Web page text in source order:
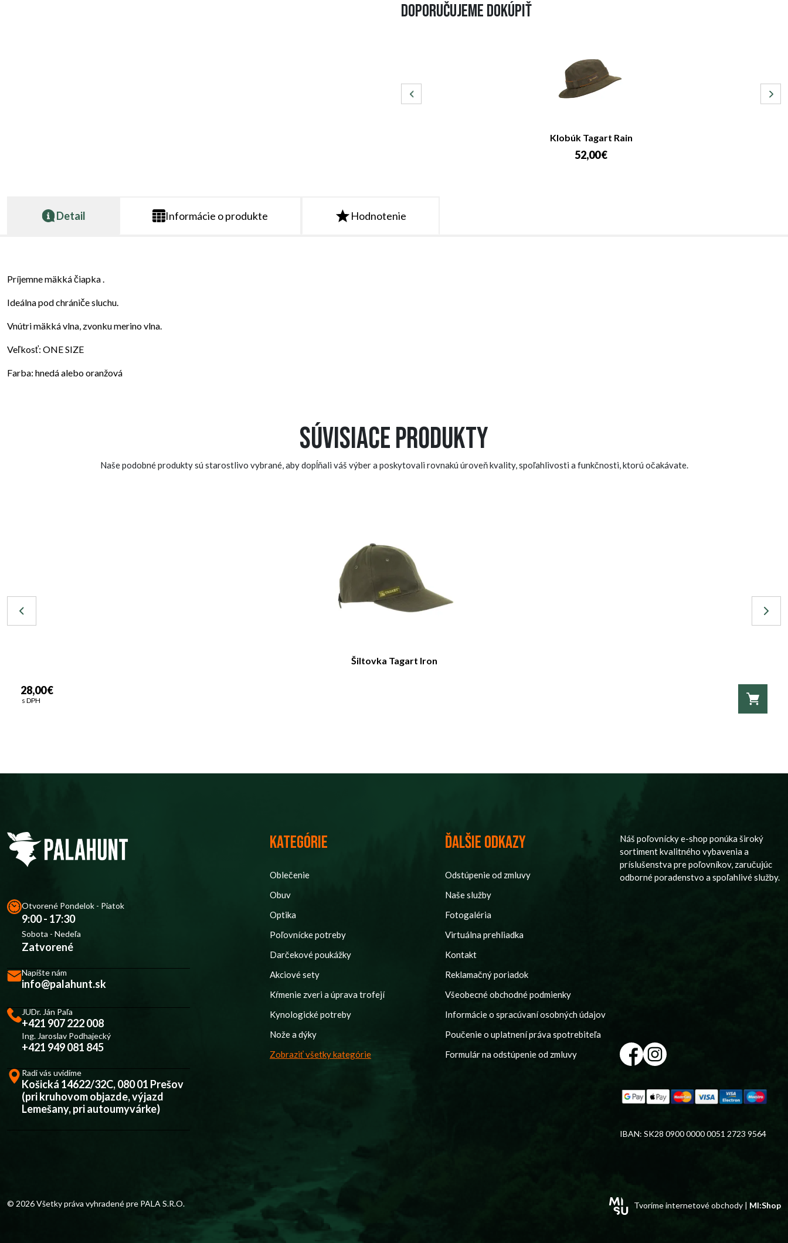
Doporučujeme dokúpiť
Klobúk Tagart Rain
52,00 €
Detail Informácie o produkte Hodnotenie
Príjemne mäkká čiapka .
Ideálna pod chrániče sluchu.
Vnútri mäkká vlna, zvonku merino vlna.
Veľkosť: ONE SIZE
Farba: hnedá alebo oranžová
Súvisiace produkty
Naše podobné produkty sú starostlivo vybrané, aby dopĺňali váš výber a poskytovali rovnakú úroveň kvality, spoľahlivosti a funkčnosti, ktorú očakávate.
Šiltovka Tagart Iron
28,00 €
s DPH
Otvorené Pondelok - Piatok
9:00 - 17:30
Sobota - Nedeľa
Zatvorené
Napíšte nám
info@palahunt.sk
JUDr. Ján Paľa
+421 907 222 008
Ing. Jaroslav Podhajecký
+421 949 081 845
Radi vás uvidíme
Košická 14622/32C, 080 01 Prešov
(pri kruhovom objazde, výjazd
Lemešany, pri autoumyvárke)
Kategórie
Oblečenie
Obuv
Optika
Poľovnícke potreby
Darčekové poukážky
Akciové sety
Kŕmenie zveri a úprava trofejí
Kynologické potreby
Nože a dýky
Zobraziť všetky kategórie
Ďalšie odkazy
Odstúpenie od zmluvy
Naše služby
Fotogaléria
Virtuálna prehliadka
Kontakt
Reklamačný poriadok
Všeobecné obchodné podmienky
Informácie o spracúvaní osobných údajov
Poučenie o uplatnení práva spotrebiteľa
Formulár na odstúpenie od zmluvy
Náš poľovnícky e-shop ponúka široký
sortiment kvalitného vybavenia a
príslušenstva pre poľovníkov, zaručujúc
odborné poradenstvo a spoľahlivé služby.
IBAN: SK28 0900 0000 0051 2723 9564
© 2026 Všetky práva vyhradené pre PALA S.R.O. Tvoríme internetové obchody | MI:Shop